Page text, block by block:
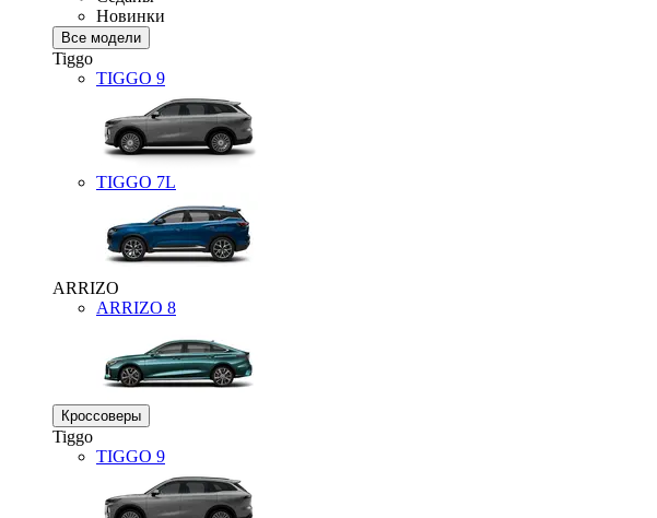
Новинки
Все модели
Tiggo
TIGGO 9
TIGGO 7L
ARRIZO
ARRIZO 8
Кроссоверы
Tiggo
TIGGO 9